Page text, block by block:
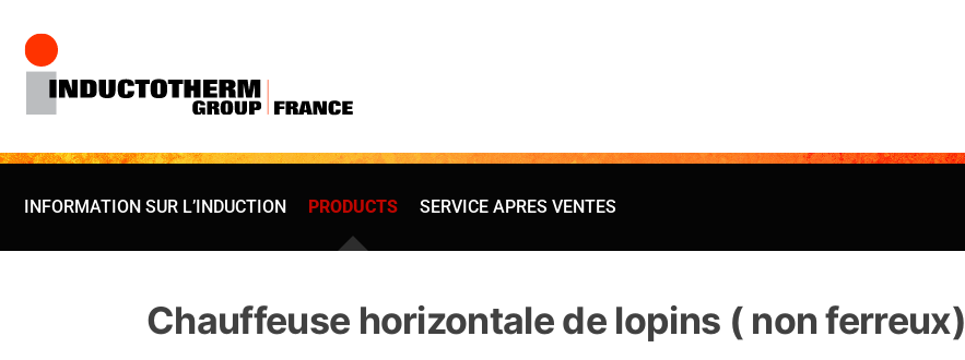
contenu
INFORMATION SUR L’INDUCTION PRODUCTS SERVICE APRES VENTES
Chauffeuse horizontale de lopins ( non ferreux)